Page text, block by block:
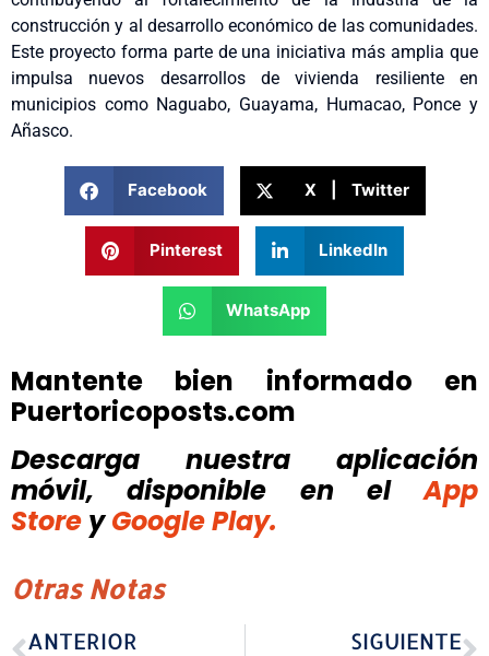
construcción y al desarrollo económico de las comunidades.
Este proyecto forma parte de una iniciativa más amplia que
impulsa nuevos desarrollos de vivienda resiliente en
municipios como Naguabo, Guayama, Humacao, Ponce y
Añasco.
Facebook X | Twitter
Pinterest LinkedIn
WhatsApp
Mantente bien informado en
Puertoricoposts.com
Descarga nuestra aplicación
móvil, disponible
en el
App
Store y Google Play.
Otras Notas
ANTERIOR SIGUIENTE